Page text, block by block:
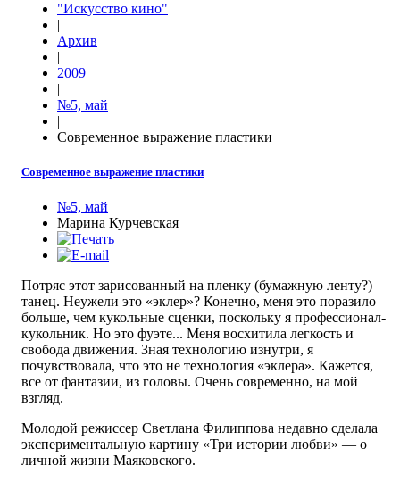
"Искусство кино"
|
Архив
|
2009
|
№5, май
|
Современное выражение пластики
Современное выражение пластики
№5, май
Марина Курчевская
Потряс этот зарисованный на пленку (бумажную ленту?)
танец. Неужели это «эклер»? Конечно, меня это поразило
больше, чем кукольные сценки, поскольку я профессионал-
кукольник. Но это фуэте... Меня восхитила легкость и
свобода движения. Зная технологию изнутри, я
почувствовала, что это не технология «эклера». Кажется,
все от фантазии, из головы. Очень современно, на мой
взгляд.
Молодой режиссер Светлана Филиппова недавно сделала
экспериментальную картину «Три истории любви» — о
личной жизни Маяковского.